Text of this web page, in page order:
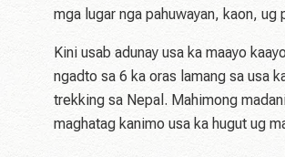
mga lugar nga pahuwayan, kaon, ug
Kini usab adunay usa ka maayo
ngadto sa 6 ka oras lamang sa usa
trekking sa Nepal. Mahimong
maghatag kanimo usa ka hugut ug